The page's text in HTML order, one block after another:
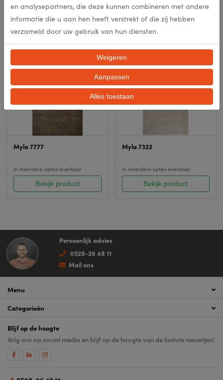
Myla 8787
In meerdere opties leverbaar
Bekijk product
Myla 3278
In meerdere opties leverbaar
Bekijk product
Myla 7777
In meerdere opties leverbaar
Bekijk product
Myla 7322
In meerdere opties leverbaar
Bekijk product
Persoonlijk advies
0528-26 48 11
Mail ons
Menu
Categorieën
Blijf op de hoogte
Volg ons op social media en blijf op de hoogte van de laatste nieuwtjes!
en analysepartners, die deze kunnen combineren met andere
informatie die u aan hen heeft verstrekt of die zij hebben
verzameld door uw gebruik van hun diensten.
Weigeren
Aanpassen
Alles toestaan